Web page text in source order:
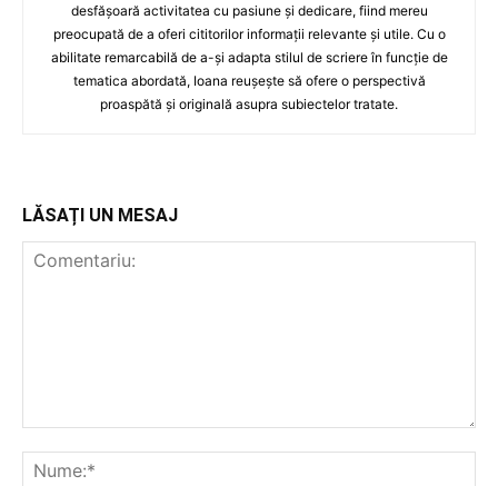
desfășoară activitatea cu pasiune și dedicare, fiind mereu
preocupată de a oferi cititorilor informații relevante și utile. Cu o
abilitate remarcabilă de a-și adapta stilul de scriere în funcție de
tematica abordată, Ioana reușește să ofere o perspectivă
proaspătă și originală asupra subiectelor tratate.
LĂSAȚI UN MESAJ